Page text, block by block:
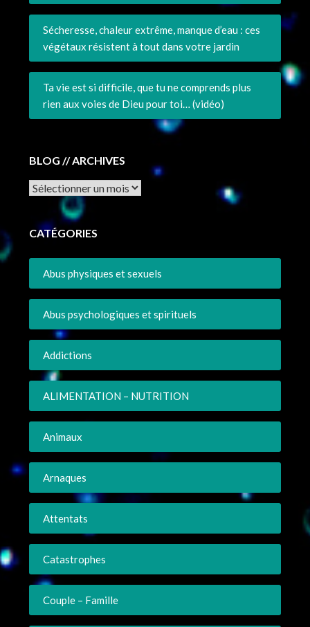
Sécheresse, chaleur extrême, manque d’eau : ces
végétaux résistent à tout dans votre jardin
Ta vie est si difficile, que tu ne comprends plus
rien aux voies de Dieu pour toi… (vidéo)
BLOG // ARCHIVES
Archives
CATÉGORIES
Abus physiques et sexuels
Abus psychologiques et spirituels
Addictions
ALIMENTATION – NUTRITION
Animaux
Arnaques
Attentats
Catastrophes
Couple – Famille